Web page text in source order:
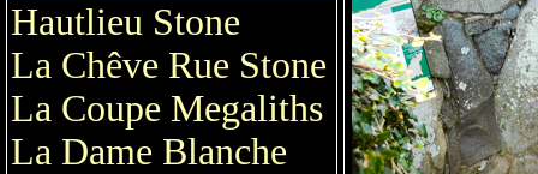
Hautlieu Stone
La Chêve Rue Stone
La Coupe Megaliths
La Dame Blanche